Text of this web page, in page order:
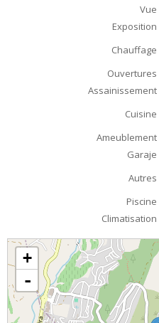
Vue
Exposition
Chauffage
Ouvertures
Assainissement
Cuisine
Ameublement
Garaje
Autres
Piscine
Climatisation
+
-